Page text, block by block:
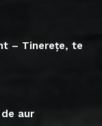
– Tinerețe, te
aur